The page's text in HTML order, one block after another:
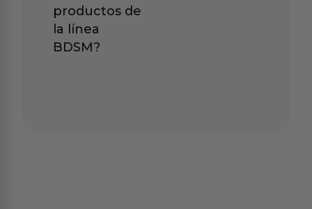
productos de
la línea
BDSM?